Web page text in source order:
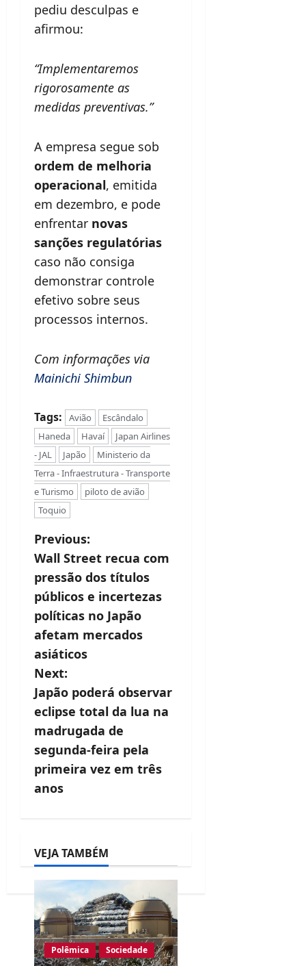
pediu desculpas e
afirmou:
“Implementaremos
rigorosamente as
medidas preventivas.”
A empresa segue sob
ordem de melhoria
operacional, emitida
em dezembro, e pode
enfrentar novas
sanções regulatórias
caso não consiga
demonstrar controle
efetivo sobre seus
processos internos.
Com informações via
Mainichi Shimbun
Tags: Avião
Escândalo
Haneda
Havaí
Japan Airlines
- JAL
Japão
Ministerio da
Terra - Infraestrutura - Transporte
e Turismo
piloto de avião
Toquio
P
o
s
t
n
a
v
i
g
a
t
o
n
Previous:
Wall Street recua com
pressão dos títulos
públicos e incertezas
políticas no Japão
afetam mercados
asiáticos
Next:
Japão poderá observar
eclipse total da lua na
madrugada de
segunda-feira pela
primeira vez em três
anos
VEJA TAMBÉM
Polêmica Sociedade